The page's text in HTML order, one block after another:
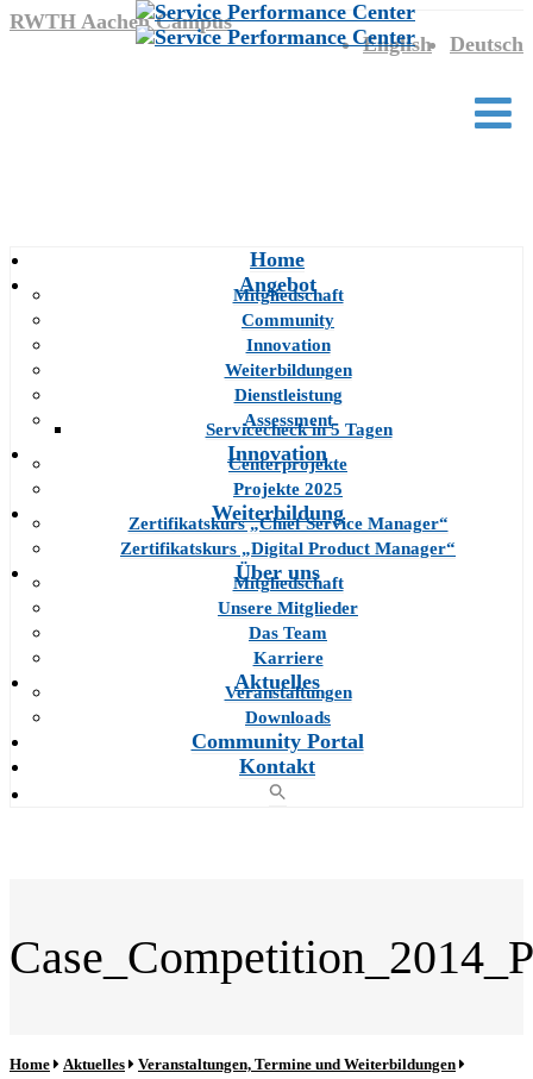
RWTH Aachen Campus
Deutsch
English
Home
Angebot
Mitgliedschaft
Community
Innovation
Weiterbildungen
Dienstleistung
Assessment
Servicecheck in 5 Tagen
Innovation
Centerprojekte
Projekte 2025
Weiterbildung
Zertifikatskurs „Chief Service Manager“
Zertifikatskurs „Digital Product Manager“
Über uns
Mitgliedschaft
Unsere Mitglieder
Das Team
Karriere
Aktuelles
Veranstaltungen
Downloads
Community Portal
Kontakt
Home Aktuelles
Veranstaltungen, Termine und Weiterbildungen